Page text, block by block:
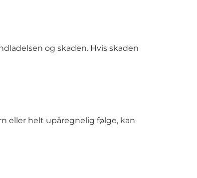
og skaden. Hvis skaden
eller helt upåregnelig følge, kan